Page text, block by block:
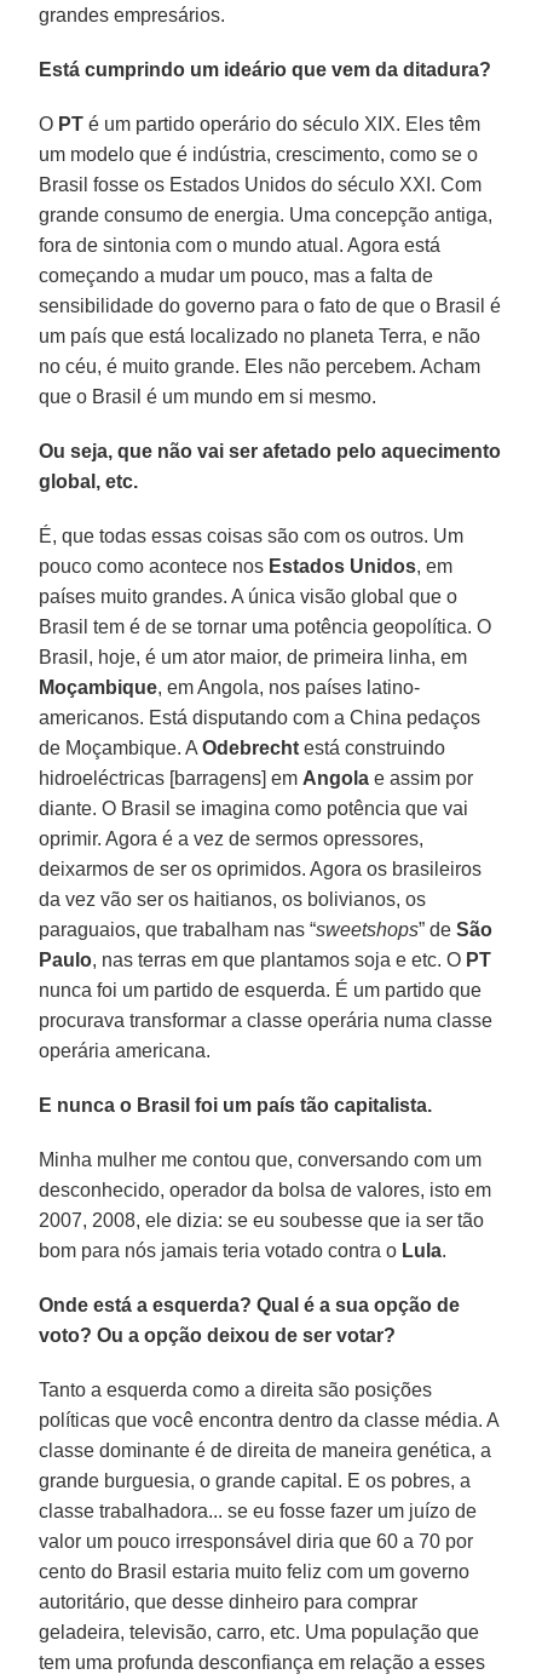
grandes empresários.
Está cumprindo um ideário que vem da ditadura?
O PT é um partido operário do século XIX. Eles têm
um modelo que é indústria, crescimento, como se o
Brasil fosse os Estados Unidos do século XXI. Com
grande consumo de energia. Uma concepção antiga,
fora de sintonia com o mundo atual. Agora está
começando a mudar um pouco, mas a falta de
sensibilidade do governo para o fato de que o Brasil é
um país que está localizado no planeta Terra, e não
no céu, é muito grande. Eles não percebem. Acham
que o Brasil é um mundo em si mesmo.
Ou seja, que não vai ser afetado pelo aquecimento
global, etc.
É, que todas essas coisas são com os outros. Um
pouco como acontece nos Estados Unidos, em
países muito grandes. A única visão global que o
Brasil tem é de se tornar uma potência geopolítica. O
Brasil, hoje, é um ator maior, de primeira linha, em
Moçambique, em Angola, nos países latino-
americanos. Está disputando com a China pedaços
de Moçambique. AOdebrecht está construindo
hidroeléctricas [barragens] em Angola e assim por
diante. O Brasil se imagina como potência que vai
oprimir. Agora é a vez de sermos opressores,
deixarmos de ser os oprimidos. Agora os brasileiros
da vez vão ser os haitianos, os bolivianos, os
paraguaios, que trabalham nas “sweetshops” deSão
Paulo, nas terras em que plantamos soja e etc. O PT
nunca foi um partido de esquerda. É um partido que
procurava transformar a classe operária numa classe
operária americana.
E nunca o Brasil foi um país tão capitalista.
Minha mulher me contou que, conversando com um
desconhecido, operador da bolsa de valores, isto em
2007, 2008, ele dizia: se eu soubesse que ia ser tão
bom para nós jamais teria votado contra o Lula.
Onde está a esquerda? Qual é a sua opção de
voto? Ou a opção deixou de ser votar?
Tanto a esquerda como a direita são posições
políticas que você encontra dentro da classe média. A
classe dominante é de direita de maneira genética, a
grande burguesia, o grande capital. E os pobres, a
classe trabalhadora... se eu fosse fazer um juízo de
valor um pouco irresponsável diria que 60 a 70 por
cento do Brasil estaria muito feliz com um governo
autoritário, que desse dinheiro para comprar
geladeira, televisão, carro, etc. Uma população que
tem uma profunda desconfiança em relação a esses